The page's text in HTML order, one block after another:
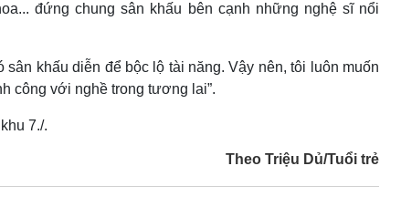
đứng chung sân khấu bên cạnh những nghệ sĩ nổi
khấu diễn để bộc lộ tài năng. Vậy nên, tôi luôn muốn
công với nghề trong tương lai”.
7./.
Theo Triệu Dủ/Tuổi trẻ